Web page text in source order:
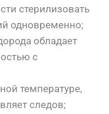
стерилизовать
одновременно;
обладает
с
температуре,
следов;